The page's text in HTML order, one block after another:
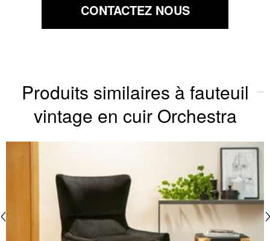
CONTACTEZ NOUS
Produits similaires à fauteuil
vintage en cuir Orchestra